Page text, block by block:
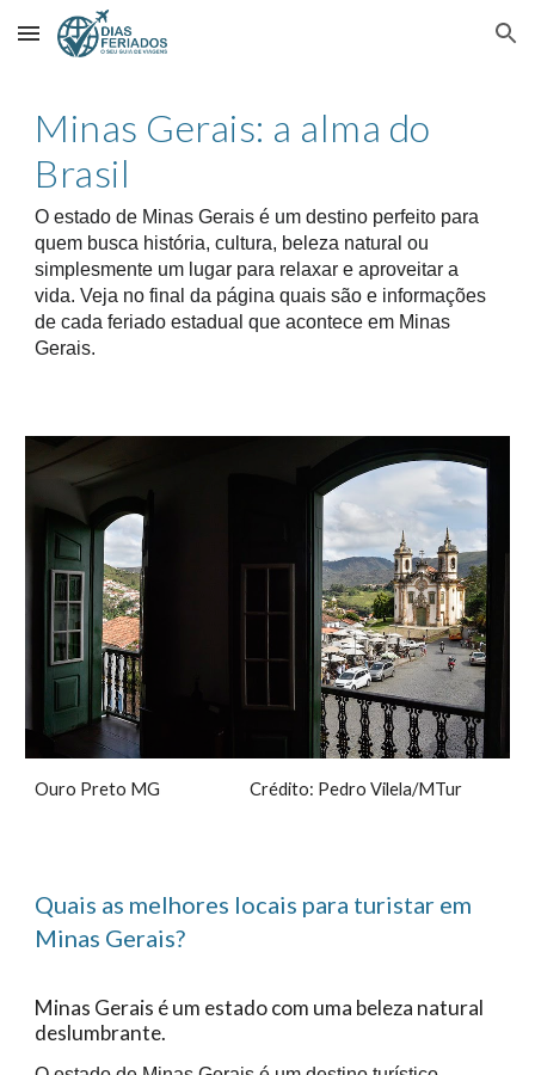
Skip to main content Skip to navigation
Minas Gerais: a alma do
Brasil
O estado de Minas Gerais é um destino perfeito para
quem busca história, cultura, beleza natural ou
simplesmente um lugar para relaxar e aproveitar a
vida. Veja no final da página quais são e informações
de cada feriado estadual que aconteceem Minas
Gerais.
Ouro Preto MG Crédito: Pedro Vilela/MTur
Quais as melhores locais para turistar em
Minas Gerais?
Minas Gerais é um estado com uma beleza natural
deslumbrante.